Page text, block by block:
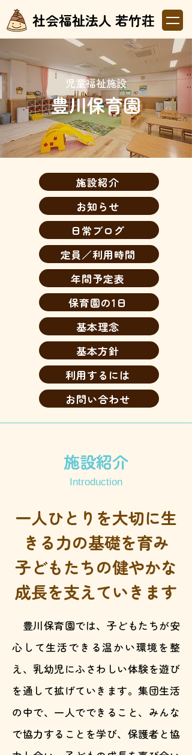
社会福祉法人 若竹荘
児童福祉施設
豊川保育園
施設紹介
お知らせ
日常ブログ
定員／利用時間
年間予定表
保育園の1日
基本理念
基本方針
利用するには
お問い合わせ
施設紹介
Introduction
一人ひとりを大切に生
きる力の基礎を育み
子どもたちの健やかな
成長を支えていきます
豊川保育園では、子どもたちが安
心して生活できる温かい環境を整
え、乳幼児にふさわしい体験を遊び
を通して拡げていきます。集団生活
の中で、一人でできること、みんな
で協力することを学び、保護者と協